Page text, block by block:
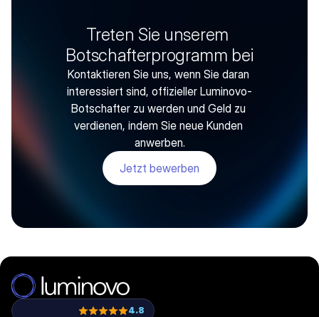
Treten Sie unserem
Botschafterprogramm bei
Kontaktieren Sie uns, wenn Sie daran
interessiert sind, offizieller Luminovo-
Botschafter zu werden und Geld zu
verdienen, indem Sie neue Kunden
anwerben.
Jetzt bewerben
4.8